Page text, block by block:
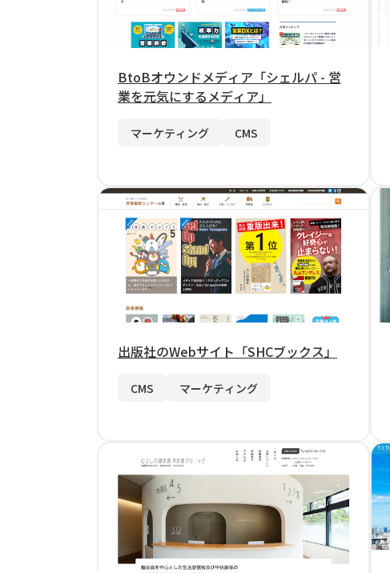
BtoBオウンドメディア「シェルパ - 営
業を元気にするメディア」
マーケティング CMS
出版社のWebサイト「SHCブックス」
CMS マーケティング